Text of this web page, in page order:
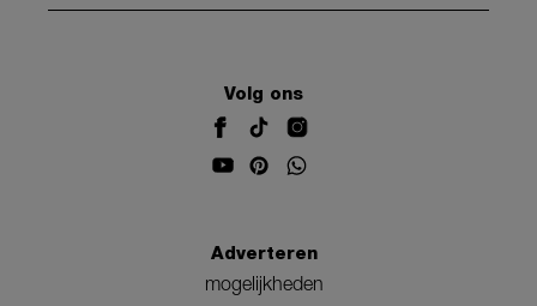
Volg ons
Adverteren
mogelijkheden